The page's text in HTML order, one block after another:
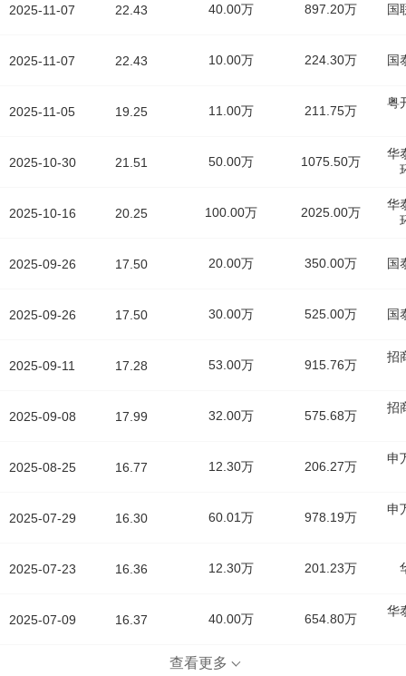
2025-11-07
2025-11-07
2025-11-05
2025-10-30
2025-10-16
2025-09-26
2025-09-26
2025-09-11
2025-09-08
2025-08-25
2025-07-29
2025-07-23
2025-07-09
22.43 40.00万 897.20万 国
22.43 10.00万 224.30万 国
19.25 11.00万 211.75万
粤
21.51 50.00万 1075.50万
华
20.25 100.00万 2025.00万
华
17.50 20.00万 350.00万 国
17.50 30.00万 525.00万 国
17.28 53.00万 915.76万
招
17.99 32.00万 575.68万
招
16.77 12.30万 206.27万
申
16.30 60.01万 978.19万
申
16.36 12.30万 201.23万
16.37 40.00万 654.80万
华
查看更多